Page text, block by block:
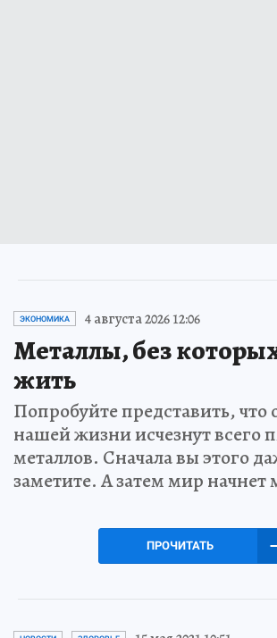
ЭКОНОМИКА 4 августа 2026 12:06
Металлы, без
жить
Попробуйте представить,
нашей жизни исчезнут всего
металлов. Сначала вы этого
заметите. А затем мир начнет
ПРОЧИТАТЬ